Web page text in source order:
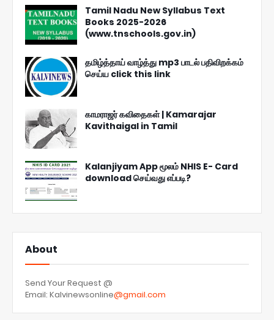
Tamil Nadu New Syllabus Text
Books 2025-2026
(www.tnschools.gov.in)
தமிழ்த்தாய் வாழ்த்து mp3 பாடல் பதிவிறக்கம்
செய்ய click this link
காமராஜர் கவிதைகள் | Kamarajar
Kavithaigal in Tamil
Kalanjiyam App மூலம் NHIS E- Card
download செய்வது எப்படி?
About
Send Your Request @
Email: Kalvinewsonline@gmail.com